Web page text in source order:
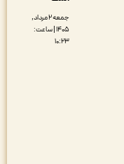
جمعه ۲ مرداد,
۱۴۰۵ | ساعت: